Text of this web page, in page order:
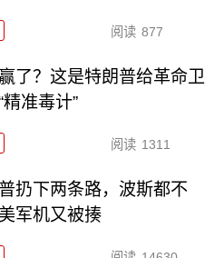
阅读 877
了？这是特朗普给革命卫
精准毒计”
阅读 1311
扔下两条路，波斯都不
军机又被揍